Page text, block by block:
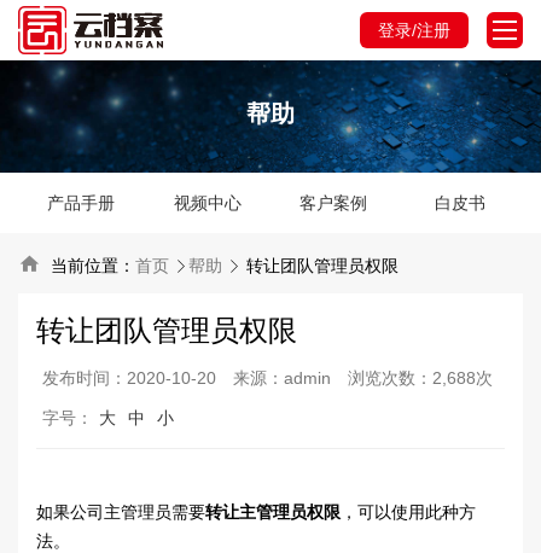
登录/注册
帮助
产品手册 视频中心 客户案例 白皮书
 当前位置： 首页  帮助  转让团队管理员权限
转让团队管理员权限
发布时间：2020-10-20 来源：admin 浏览次数：2,688次
字号： 大 中 小
如果公司主管理员需要转让主管理员权限 ，可以使用此种方
法。